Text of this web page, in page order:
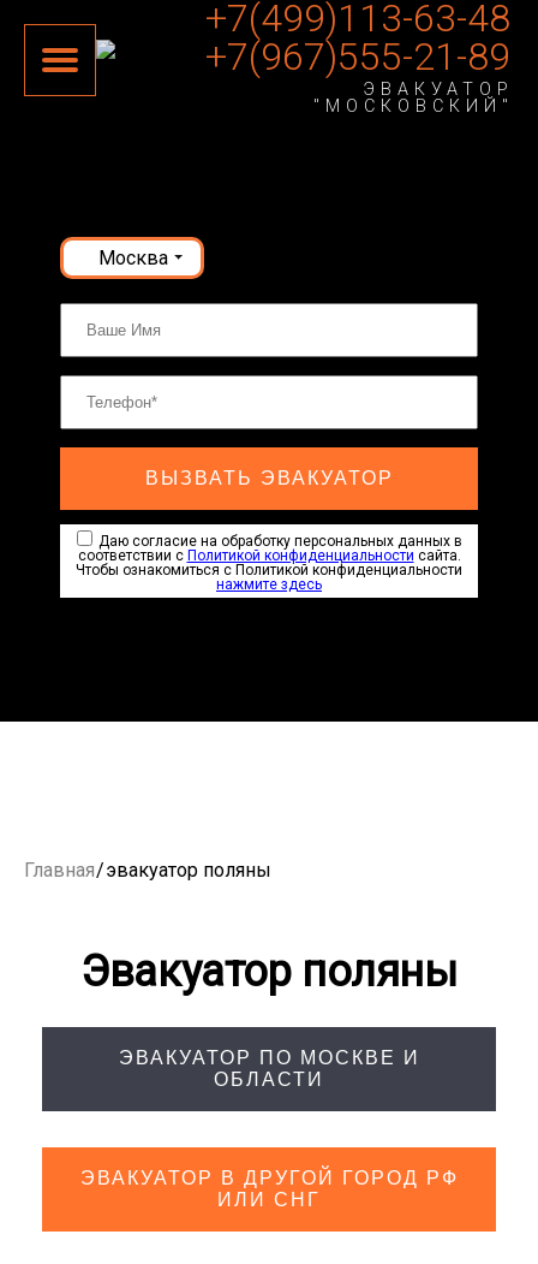
+7(499)113-63-48
+7(967)555-21-89
ЭВАКУАТОР
"МОСКОВСКИЙ"
Москва
ВЫЗВАТЬ ЭВАКУАТОР
Даю согласие на обработку персональных данных в
соответствии с Политикой конфиденциальности сайта.
Чтобы ознакомиться с Политикой конфиденциальности
нажмите здесь
Главная/эвакуатор поляны
Эвакуатор поляны
ЭВАКУАТОР ПО МОСКВЕ И
ОБЛАСТИ
ЭВАКУАТОР В ДРУГОЙ ГОРОД РФ
ИЛИ СНГ